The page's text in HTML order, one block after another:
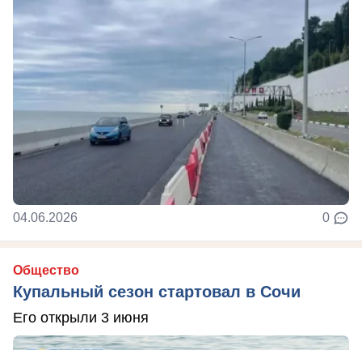
04.06.2026 0
Общество
Купальный сезон стартовал в Сочи
Его открыли 3 июня